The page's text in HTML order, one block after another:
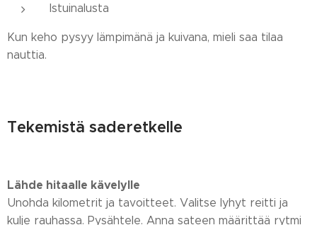
Istuinalusta
Kun keho pysyy lämpimänä ja kuivana, mieli saa tilaa
nauttia.
Tekemistä saderetkelle
Lähde hitaalle kävelylle
Unohda kilometrit ja tavoitteet. Valitse lyhyt reitti ja
kulje rauhassa. Pysähtele. Anna sateen määrittää rytmi